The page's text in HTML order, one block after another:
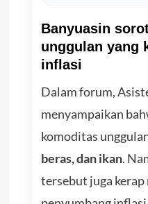
Banyuasin
unggulan yang
inflasi
Dalam forum,
menyampaikan
komoditas
beras, dan ikan.
tersebut juga